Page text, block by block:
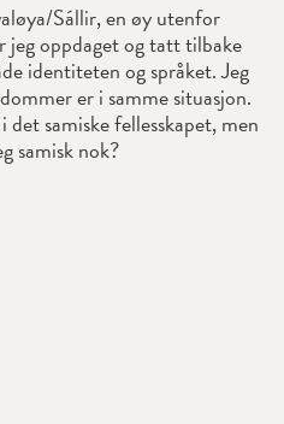
Sállir, en øy utenfor
jeg oppdaget og tatt tilbake
identiteten og språket. Jeg
er i samme situasjon.
samiske fellesskapet, men
samisk nok?